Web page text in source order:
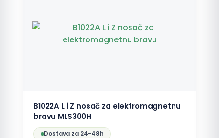
B1022A L i Z nosač za elektromagnetnu
bravu MLS300H
Dostava za 24-48h